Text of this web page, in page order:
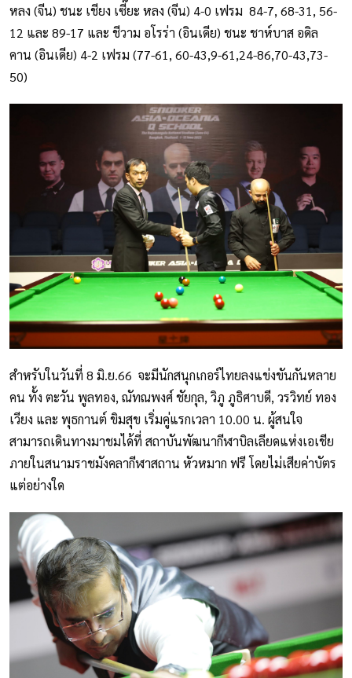
หลง (จีน) ชนะ เชียง เซี๊ยะ หลง (จีน) 4-0 เฟรม 84-7, 68-31, 56-
12 และ 89-17 และ ชีวาม อโรร่า (อินเดีย) ชนะ ชาห์บาส อดิล
คาน (อินเดีย) 4-2 เฟรม (77-61, 60-43,9-61,24-86,70-43,73-
50)
สำหรับในวันที่ 8 มิ.ย.66 จะมีนักสนุกเกอร์ไทยลงแข่งขันกันหลาย
คน ทั้ง ตะวัน พูลทอง, ณัทณพงศ์ ชัยกุล, วิภู ภูธิศาบดี, วรวิทย์ ทอง
เวียง และ พุธกานต์ ขิมสุข เริ่มคู่แรกเวลา 10.00 น. ผู้สนใจ
สามารถเดินทางมาชมได้ที่ สถาบันพัฒนากีฬาบิลเลียดแห่งเอเชีย
ภายในสนามราชมังคลากีฬาสถาน หัวหมาก ฟรี โดยไม่เสียค่าบัตร
แต่อย่างใด